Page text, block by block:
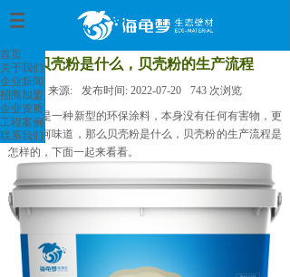
首页
关于我们
企业新闻
招商加盟
企业资质
工程案例
联系我们
贝壳粉是什么，贝壳粉的生产流程
来源: 发布时间: 2022-07-20 743 次浏览
贝壳粉是一种新型的环保涂料，本身没有任何有害物，更
没有任何味道，那么贝壳粉是什么，贝壳粉的生产流程是
怎样的，下面一起来看看。